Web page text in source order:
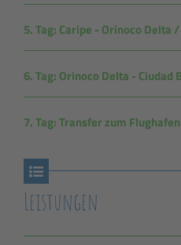
5. Tag: Caripe - Orinoco Delta
6. Tag: Orinoco Delta -
7. Tag: Transfer zum Flughafen
Leistungen